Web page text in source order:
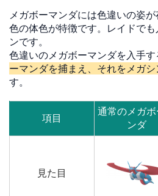
メガボーマンダには色違いの姿
色の体色が特徴です。レイドで
ンです。
色違いのメガボーマンダを入手す
ーマンダを捕まえ、それをメガ
す。
項目
通常のメガ
ンダ
見た目